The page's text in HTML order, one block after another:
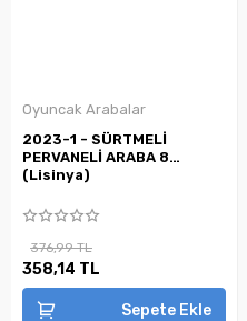
Oyuncak Arabalar
2023-1 - SÜRTMELİ
PERVANELİ ARABA 8
(Lisinya)
376,99 TL
358,14 TL
Sepete Ekle